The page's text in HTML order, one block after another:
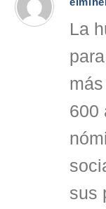
La
600
sus